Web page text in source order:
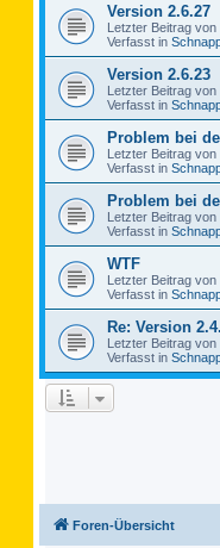
Version 2.6.27
Letzter Beitrag von
Verfasst in
Version 2.6.23
Letzter Beitrag von
Verfasst in
Problem bei
Letzter Beitrag von
Verfasst in
Problem bei
Letzter Beitrag von
Verfasst in
WTF
Letzter Beitrag von
Verfasst in
Re: Version
Letzter Beitrag von
Verfasst in
Foren-Übersicht